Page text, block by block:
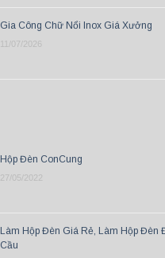
Gia Công Chữ Nổi Inox Giá Xưởng
11/07/2026
Hộp Đèn ConCung
27/05/2022
Làm Hộp Đèn Giá Rẻ, Làm Hộp Đèn
Cầu